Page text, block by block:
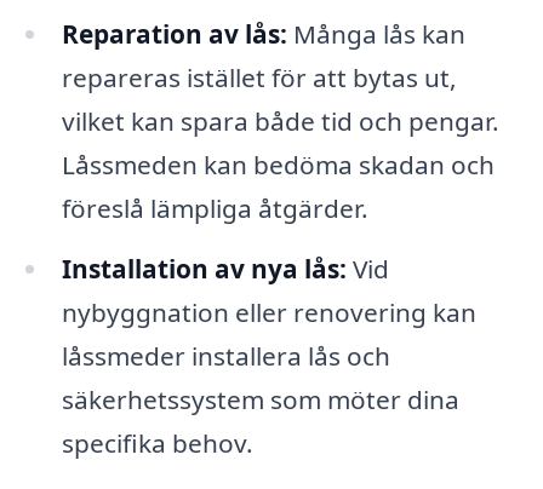
Reparation av lås: Många lås kan
repareras istället för att bytas ut,
vilket kan spara både tid och pengar.
Låssmeden kan bedöma skadan och
föreslå lämpliga åtgärder.
Installation av nya lås: Vid
nybyggnation eller renovering kan
låssmeder installera lås och
säkerhetssystem som möter dina
specifika behov.